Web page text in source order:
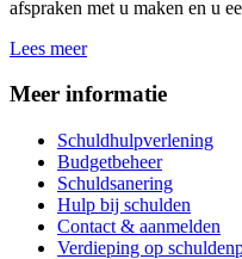
afspraken met u maken en u
Lees meer
Meer informatie
Schuldhulpverlening
Budgetbeheer
Schuldsanering
Hulp bij schulden
Contact & aanmelden
Verdieping op